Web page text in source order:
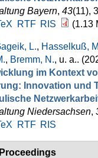
Bayern, 43(11),
RTF RIS (1.13
L., Hasselkuß,
, Bremm, N., u. a..
im Kontext
Innovation und
Niedersachsen,
RTF RIS